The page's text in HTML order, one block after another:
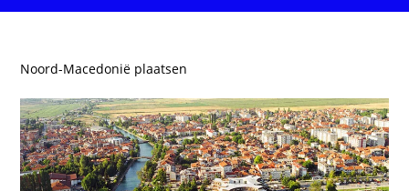
Noord-Macedonië plaatsen